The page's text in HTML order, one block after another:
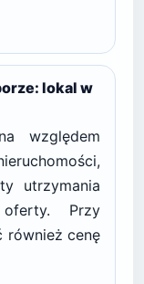
lokal w
względem
utrzymania
Przy
również cenę